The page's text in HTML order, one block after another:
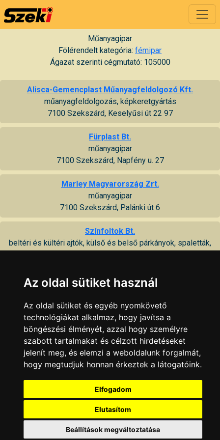
Műanyagipar
Fölérendelt kategória: fémipar
Ágazat szerinti cégmutató: 105000
Alisca-Gemencplast Műanyagfeldolgozó Kft.
műanyagfeldolgozás, képkeretgyártás
7100 Szekszárd, Keselyűsi út 22 97
Fürplast Bt.
műanyagipar
7100 Szekszárd, Napfény u. 27
Marley Magyarország Zrt.
műanyagipar
7100 Szekszárd, Palánki út 6
Színfoltok Bt.
beltéri és kültéri ajtók, külső és belső párkányok, spaletták,
KAPCSOLAT | HIRDETÉS
Minden jog fenntartva © 2002 - 2026 Szeki.hu
Az oldal sütiket használ
Az oldal sütiket és egyéb nyomkövető
technológiákat alkalmaz, hogy javítsa a
böngészési élményét, azzal hogy személyre
szabott tartalmakat és célzott hirdetéseket
jelenít meg, és elemzi a weboldalunk forgalmát,
hogy megtudjuk honnan érkeztek a látogatóink.
Elfogadom
Elutasítom
Beállítások megváltoztatása